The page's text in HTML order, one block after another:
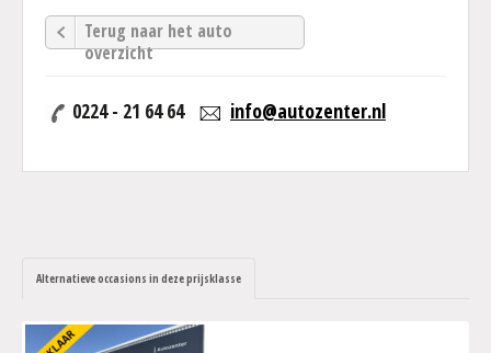
Terug naar het auto
overzicht
0224 - 21 64 64 info@autozenter.nl
Alternatieve occasions in deze prijsklasse